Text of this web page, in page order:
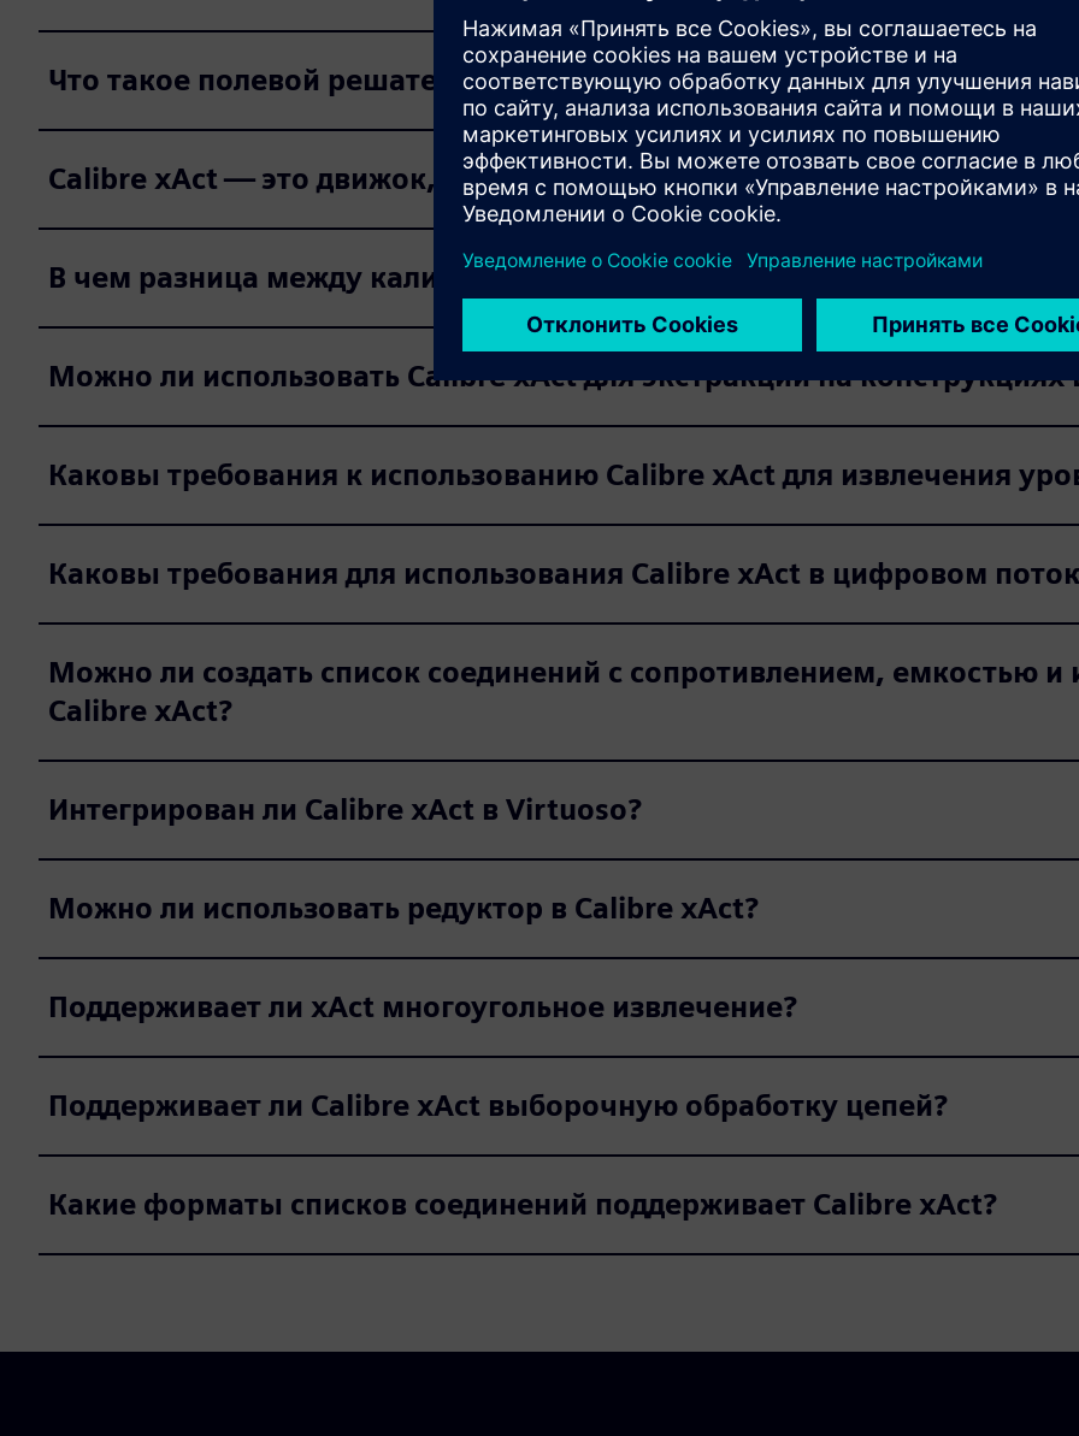
Что такое полевой решатель?
Calibre xAct — это движок, основанный на правилах, или инструмент
В чем разница между калибром xAct и калибром XRC?
Можно ли использовать Calibre xAct для экстракции на конструкциях
Каковы требования к использованию Calibre xAct для извлечения
Каковы требования для использования Calibre xAct в цифровом
Можно ли создать список соединений с сопротивлением, емкостью
Calibre xAct?
Интегрирован ли Calibre xAct в Virtuoso?
Можно ли использовать редуктор в Calibre xAct?
Поддерживает ли xAct многоугольное извлечение?
Поддерживает ли Calibre xAct выборочную обработку цепей?
Какие форматы списков соединений поддерживает Calibre xAct?